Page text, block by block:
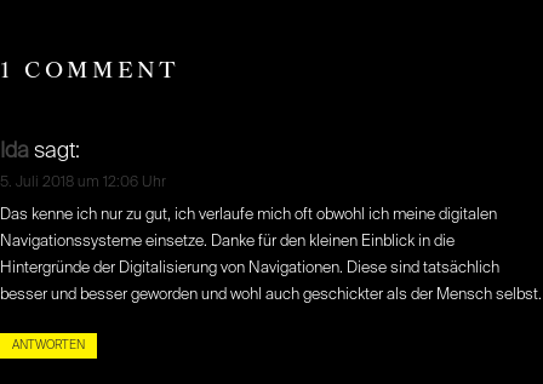
1 COMMENT
Ida sagt:
5. Juli 2018 um 12:06 Uhr
Das kenne ich nur zu gut, ich verlaufe mich oft obwohl ich meine digitalen
Navigationssysteme einsetze. Danke für den kleinen Einblick in die
Hintergründe der Digitalisierung von Navigationen. Diese sind tatsächlich
besser und besser geworden und wohl auch geschickter als der Mensch selbst.
ANTWORTEN